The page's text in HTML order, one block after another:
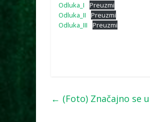
Odluka_I
Preuzmi
Odluka_II
Preuzmi
Odluka_III
Preuzmi
← (Foto) Značajno se